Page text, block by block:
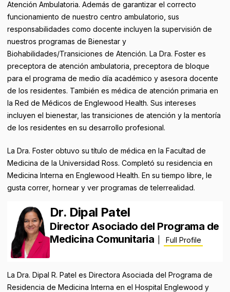
Atención Ambulatoria. Además de garantizar el correcto
funcionamiento de nuestro centro ambulatorio, sus
responsabilidades como docente incluyen la supervisión de
nuestros programas de Bienestar y
Biohabilidades/Transiciones de Atención. La Dra. Foster es
preceptora de atención ambulatoria, preceptora de bloque
para el programa de medio día académico y asesora docente
de los residentes. También es médica de atención primaria en
la Red de Médicos de Englewood Health. Sus intereses
incluyen el bienestar, las transiciones de atención y la mentoría
de los residentes en su desarrollo profesional.
La Dra. Foster obtuvo su título de médica en la Facultad de
Medicina de la Universidad Ross. Completó su residencia en
Medicina Interna en Englewood Health. En su tiempo libre, le
gusta correr, hornear y ver programas de telerrealidad.
Dr. Dipal Patel
Director Asociado del Programa de
Medicina Comunitaria
Full Profile
La Dra. Dipal R. Patel es Directora Asociada del Programa de
Residencia de Medicina Interna en el Hospital Englewood y